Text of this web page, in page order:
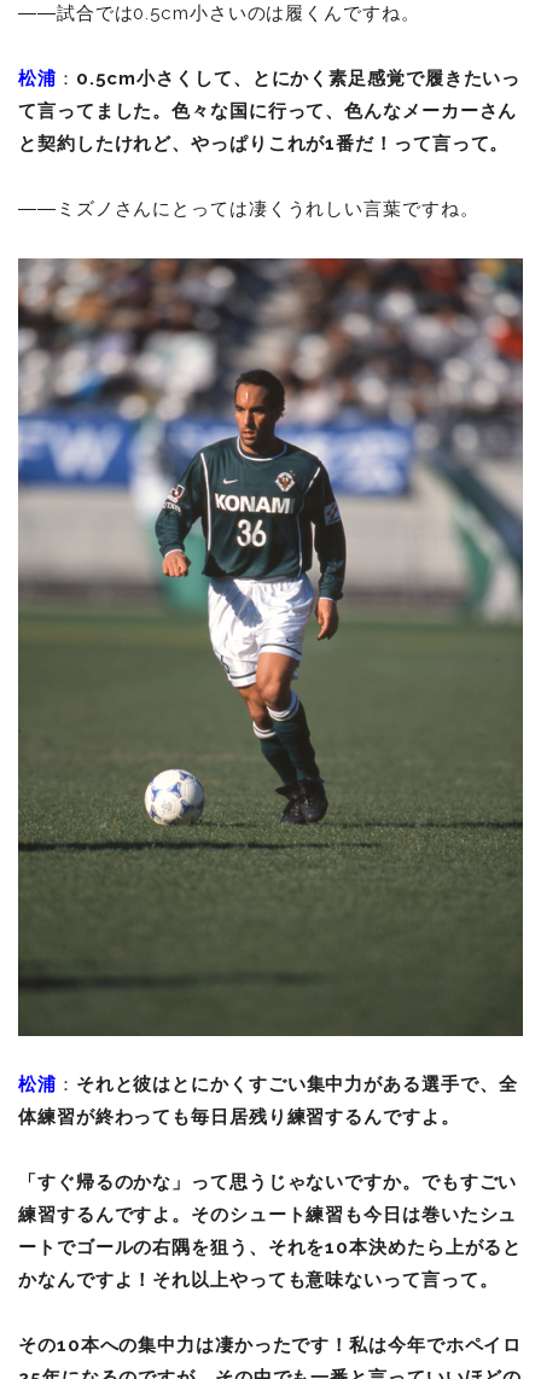
――試合では0.5cm小さいのは履くんですね。
松浦 ： 0.5cm小さくして、とにかく素足感覚で履きたいっ
て言ってました。色々な国に行って、色んなメーカーさん
と契約したけれど、やっぱりこれが1番だ！って言って。
――ミズノさんにとっては凄くうれしい言葉ですね。
松浦 ： それと彼はとにかくすごい集中力がある選手で、全
体練習が終わっても毎日居残り練習するんですよ。
「すぐ帰るのかな」って思うじゃないですか。でもすごい
練習するんですよ。そのシュート練習も今日は巻いたシュ
ートでゴールの右隅を狙う、それを10本決めたら上がると
かなんですよ！それ以上やっても意味ないって言って。
その10本への集中力は凄かったです！私は今年でホペイロ